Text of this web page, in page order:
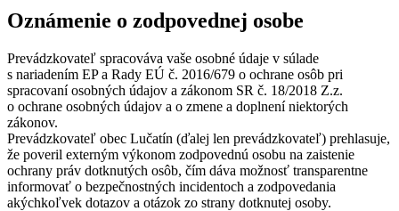
Oznámenie o zodpovednej osobe
Prevádzkovateľ spracováva vaše osobné údaje v súlade
s nariadením EP a Rady EÚ č. 2016/679 o ochrane osôb pri
spracovaní osobných údajov a zákonom SR č. 18/2018 Z.z.
o ochrane osobných údajov a o zmene a doplnení niektorých
zákonov.
Prevádzkovateľ obec Lučatín (ďalej len prevádzkovateľ) prehlasuje,
že poveril externým výkonom zodpovednú osobu na zaistenie
ochrany práv dotknutých osôb, čím dáva možnosť transparentne
informovať o bezpečnostných incidentoch a zodpovedania
akýchkoľvek dotazov a otázok zo strany dotknutej osoby.